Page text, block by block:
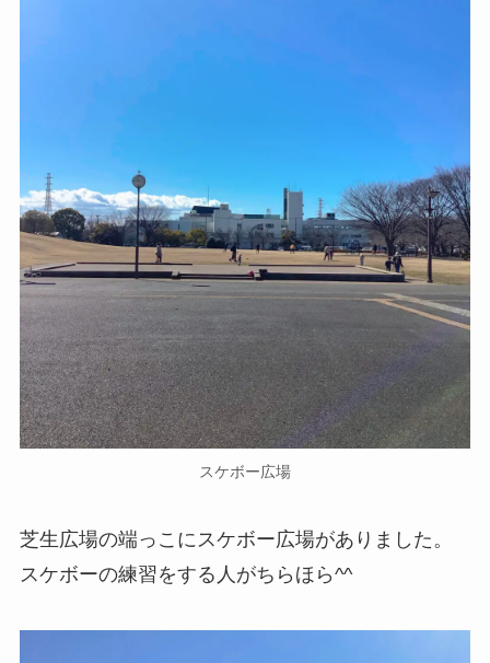
スケボー広場
芝生広場の端っこにスケボー広場がありました。
スケボーの練習をする人がちらほら^^